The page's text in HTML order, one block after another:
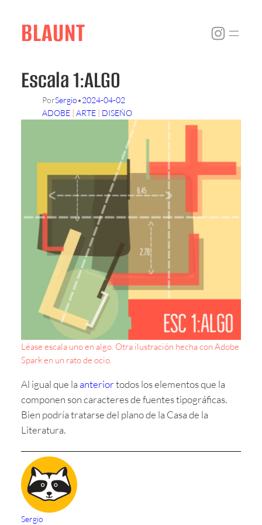
contentBLAUNT
Escala 1:ALGO
PorSergio•2024-04-02
ADOBE | ARTE | DISEÑO
Léase escala uno en algo. Otra ilustración hecha con Adobe
Spark en un rato de ocio.
Al igual que la anteriortodos los elementos que la
componen son caracteres de fuentes tipográficas.
Bien podría tratarse del plano de la Casa de la
Literatura.
Sergio